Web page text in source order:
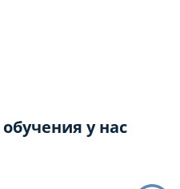
у нас